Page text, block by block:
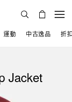
運動 中古逸品 折
Jacket